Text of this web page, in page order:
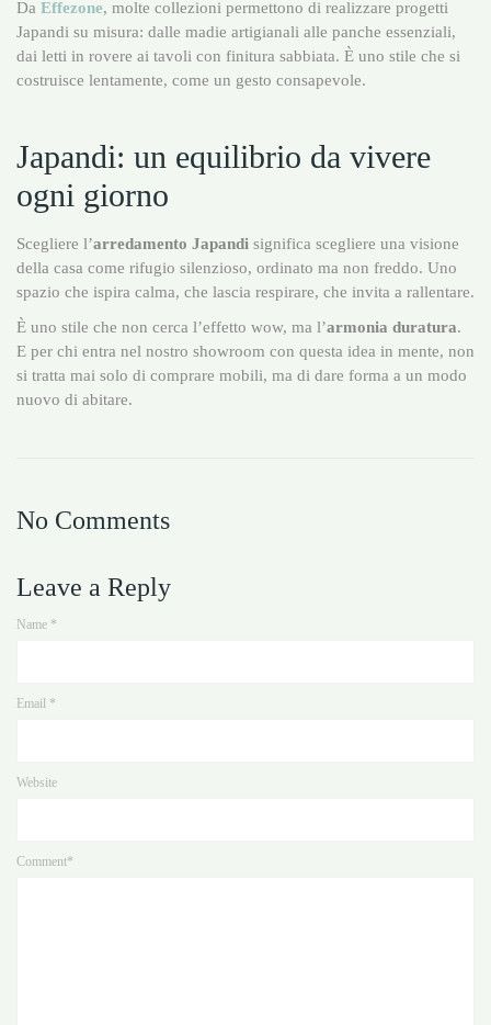
Da Effezone, molte collezioni permettono di realizzare progetti
Japandi su misura: dalle madie artigianali alle panche essenziali,
dai letti in rovere ai tavoli con finitura sabbiata. È uno stile che si
costruisce lentamente, come un gesto consapevole.
Japandi: un equilibrio da vivere
ogni giorno
Scegliere l’arredamento Japandi significa scegliere una visione
della casa come rifugio silenzioso, ordinato ma non freddo. Uno
spazio che ispira calma, che lascia respirare, che invita a rallentare.
È uno stile che non cerca l’effetto wow, ma l’armonia duratura.
E per chi entra nel nostro showroom con questa idea in mente, non
si tratta mai solo di comprare mobili, ma di dare forma a un modo
nuovo di abitare.
No Comments
Leave a Reply
Name *
Email *
Website
Comment*